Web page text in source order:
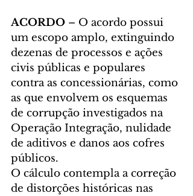
ACORDO – O acordo possui
um escopo amplo, extinguindo
dezenas de processos e ações
civis públicas e populares
contra as concessionárias, como
as que envolvem os esquemas
de corrupção investigados na
Operação Integração, nulidade
de aditivos e danos aos cofres
públicos.
O cálculo contempla a correção
de distorções históricas nas